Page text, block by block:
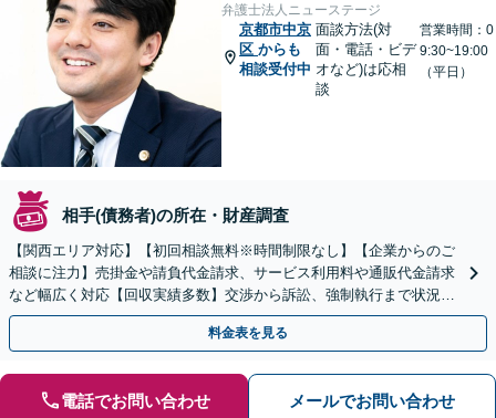
弁護士法人ニューステージ
京都市中京
区 からも
相談受付中
面談方法(対
面・電話・ビデ
オなど)は応相
談
営業時間：0
9:30~19:00
（平日）
相手(債務者)の所在・財産調査
【関西エリア対応】【初回相談無料※時間制限なし】【企業からのご
相談に注力】売掛金や請負代金請求、サービス利用料や通販代金請求
など幅広く対応【回収実績多数】交渉から訴訟、強制執行まで状況に
応じて的確に対応します
料金表を見る
電話でお問い合わせ メールでお問い合わせ